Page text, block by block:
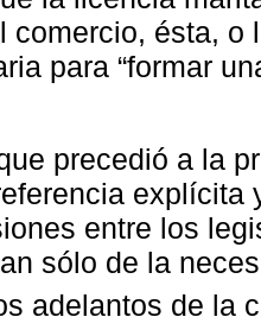
comercio, ésta,
para “formar
precedió a la
explícita
entre los
sólo de la
adelantos de la